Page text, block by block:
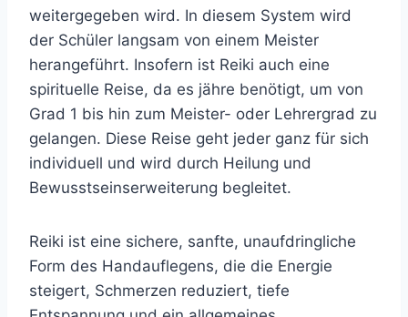
weitergegeben wird. In diesem System wird
der Schüler langsam von einem Meister
herangeführt. Insofern ist Reiki auch eine
spirituelle Reise, da es jähre benötigt, um von
Grad 1 bis hin zum Meister- oder Lehrergrad zu
gelangen. Diese Reise geht jeder ganz für sich
individuell und wird durch Heilung und
Bewusstseinserweiterung begleitet.
Reiki ist eine sichere, sanfte, unaufdringliche
Form des Handauflegens, die die Energie
steigert, Schmerzen reduziert, tiefe